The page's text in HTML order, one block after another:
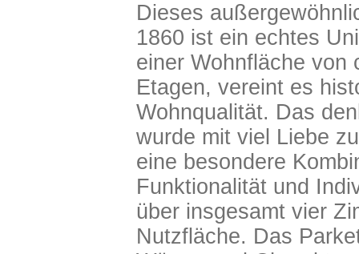
Dieses
1860 ist ein echtes
einer Wohnfläche von
Etagen, vereint es
Wohnqualität. Das
wurde mit viel Liebe
eine besondere
Funktionalität und
über insgesamt vier
Nutzfläche. Das